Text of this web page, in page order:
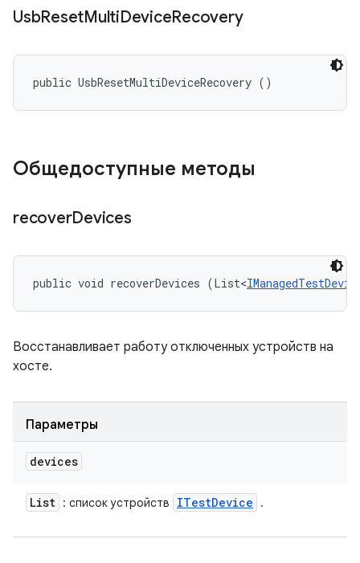
UsbResetMultiDeviceRecovery
public UsbResetMultiDeviceRecovery ()
Общедоступные методы
recoverDevices
public void recoverDevices (List<
Восстанавливает работу отключенных устройств на
хосте.
Параметры
devices
List : список устройств ITestDevice .